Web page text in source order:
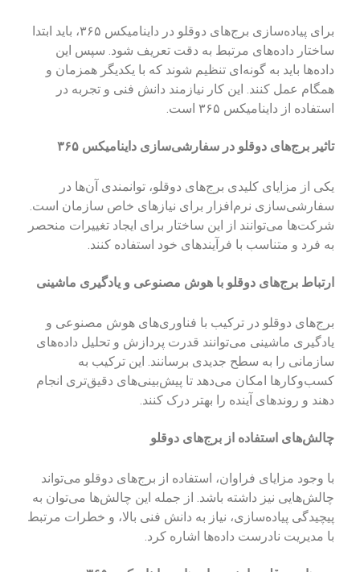
برای پیاده‌سازی برج‌های دوقلو در داینامیکس ۳۶۵، باید ابتدا
ساختار داده‌های مرتبط به دقت تعریف شود. سپس این
داده‌ها باید به گونه‌ای تنظیم شوند که با یکدیگر همزمان و
همگام عمل کنند. این کار نیازمند دانش فنی و تجربه در
استفاده از داینامیکس ۳۶۵ است.
تاثیر برج‌های دوقلو در سفارشی‌سازی داینامیکس ۳۶۵
یکی از مزایای کلیدی برج‌های دوقلو، توانمندی آن‌ها در
سفارشی‌سازی نرم‌افزار برای نیازهای خاص سازمان است.
شرکت‌ها می‌توانند از این ساختار برای ایجاد تغییرات منحصر
به فرد و متناسب با فرآیندهای خود استفاده کنند.
ارتباط برج‌های دوقلو با هوش مصنوعی و یادگیری ماشینی
برج‌های دوقلو در ترکیب با فناوری‌های هوش مصنوعی و
یادگیری ماشینی می‌توانند قدرت پردازش و تحلیل داده‌های
سازمانی را به سطح جدیدی برسانند. این ترکیب به
کسب‌وکارها امکان می‌دهد تا پیش‌بینی‌های دقیق‌تری انجام
دهند و روندهای آینده را بهتر درک کنند.
چالش‌های استفاده از برج‌های دوقلو
با وجود مزایای فراوان، استفاده از برج‌های دوقلو می‌تواند
چالش‌هایی نیز داشته باشد. از جمله این چالش‌ها می‌توان به
پیچیدگی پیاده‌سازی، نیاز به دانش فنی بالا، و خطرات مرتبط
با مدیریت نادرست داده‌ها اشاره کرد.